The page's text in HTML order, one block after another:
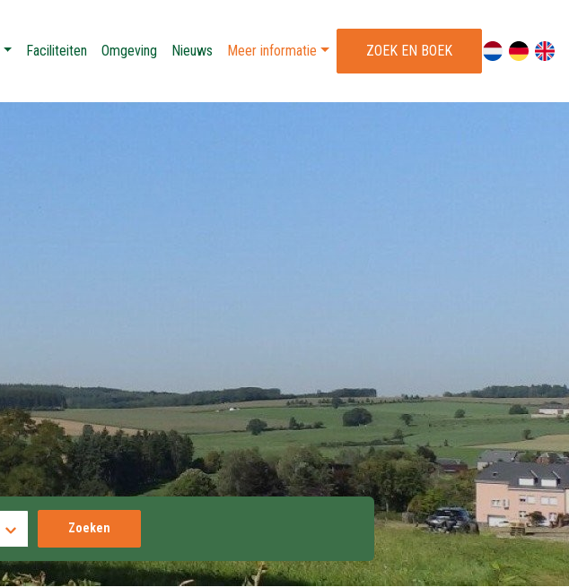
Faciliteiten Omgeving Nieuws Meer informatie ZOEK EN BOEK
Zoeken